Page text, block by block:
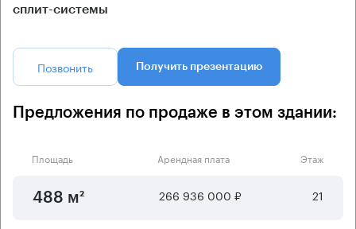
сплит-системы
Позвонить Получить презентацию
Предложения по продаже в этом здании:
Площадь Арендная плата Этаж
488 м² 266 936 000 ₽ 21